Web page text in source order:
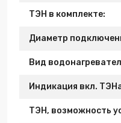
ТЭН в комплекте:
Диаметр
Вид
Индикация вкл.
ТЭН, возможность